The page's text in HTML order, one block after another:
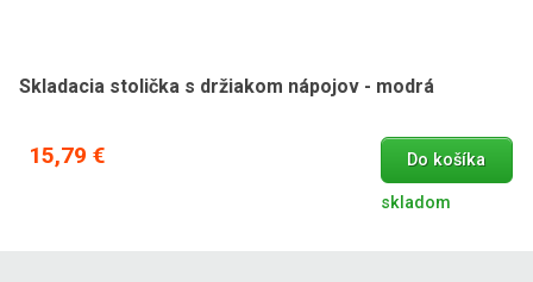
Skladacia stolička s držiakom nápojov - modrá
15,79 € Do košíka
skladom